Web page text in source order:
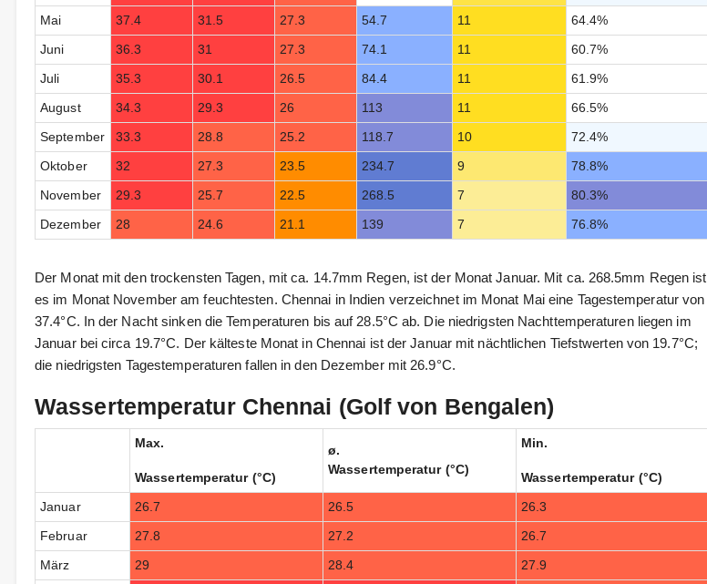
Mai 37.4 31.5 27.3 54.7 11 64.4%
Juni 36.3 31 27.3 74.1 11 60.7%
Juli 35.3 30.1 26.5 84.4 11 61.9%
August 34.3 29.3 26 113 11 66.5%
September 33.3 28.8 25.2 118.7 10 72.4%
Oktober 32 27.3 23.5 234.7 9 78.8%
November 29.3 25.7 22.5 268.5 7 80.3%
Dezember 28 24.6 21.1 139 7 76.8%
Der Monat mit den trockensten Tagen, mit ca. 14.7mm Regen, ist der Monat Januar. Mit ca. 268.5mm Regen ist
es im Monat November am feuchtesten. Chennai in Indien verzeichnet im Monat Mai eine Tagestemperatur von
37.4°C. In der Nacht sinken die Temperaturen bis auf 28.5°C ab. Die niedrigsten Nachttemperaturen liegen im
Januar bei circa 19.7°C. Der kälteste Monat in Chennai ist der Januar mit nächtlichen Tiefstwerten von 19.7°C;
die niedrigsten Tagestemperaturen fallen in den Dezember mit 26.9°C.
Wassertemperatur Chennai (Golf von Bengalen)
Max.
Wassertemperatur (°C)
ø.
Wassertemperatur (°C)
Min.
Wassertemperatur (°C)
Januar 26.7 26.5 26.3
Februar 27.8 27.2 26.7
März 29 28.4 27.9